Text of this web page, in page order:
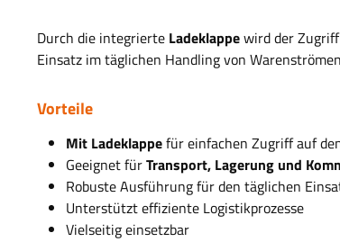
Durch die integrierte Ladeklappewird der
Einsatz im täglichen Handling von
Vorteile
Mit Ladeklappefür einfachen Zugriff auf
Geeignet fürTransport, Lagerung und
Robuste Ausführung für den täglichen
Unterstützt effiziente Logistikprozesse
Vielseitig einsetzbar